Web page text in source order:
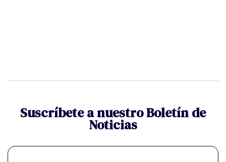
Suscríbete a nuestro Boletín de
Noticias